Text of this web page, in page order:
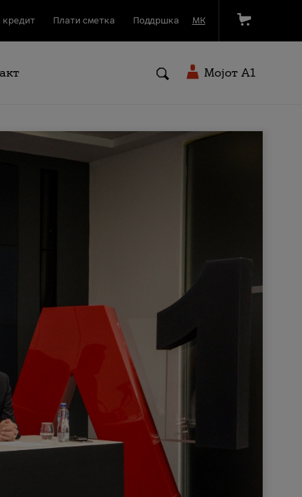
кредит Плати сметка Поддршка МК
Мојот A1